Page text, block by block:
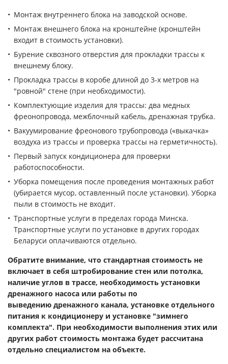
Монтаж внутреннего блока на заводской основе.
Монтаж внешнего блока на кронштейне (кронштейн
входит в стоимость установки).
Бурение сквозного отверстия для прокладки трассы к
внешнему блоку.
Прокладка трассы в коробе длиной до 3-х метров на
"ровной" стене (при необходимости).
Комплектующие изделия для трассы: два медных
фреонопровода, межблочный кабель, дренажная трубка.
Вакуумирование фреонового трубопровода («выкачка»
воздуха из трассы и проверка трассы на герметичность).
Первый запуск кондиционера для проверки
работоспособности.
Уборка помещения после проведения монтажных работ
(убирается мусор, оставленный после установки). Уборка
пыли в стоимость не входит.
Транспортные услуги в пределах города Минска.
Транспортные услуги по установке в других городах
Беларуси оплачиваются отдельно.
Обратите внимание, что стандартная стоимость не
включает в себя штробирование стен или потолка,
наличие углов в трассе, необходимость установки
дренажного насоса или работы по
выведению дренажного канала, установке отдельного
питания к кондиционеру и установке "зимнего
комплекта". При необходимости выполнения этих или
других работ стоимость монтажа будет рассчитана
отдельно специалистом на объекте.